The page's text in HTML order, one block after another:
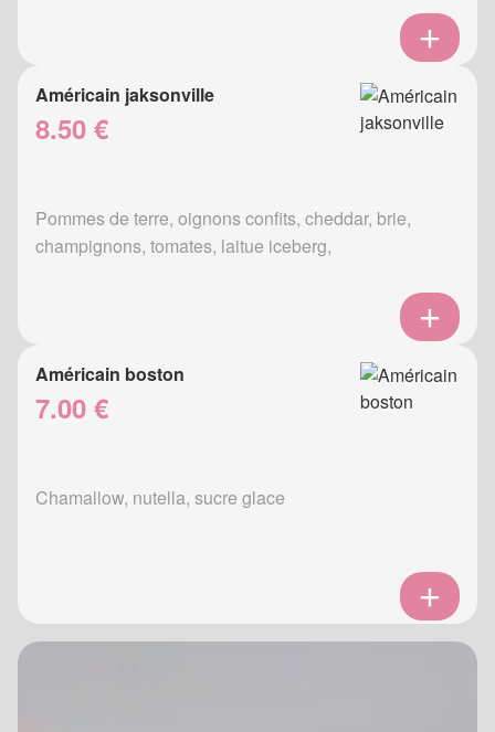
Américain jaksonville
8.50 €
Pommes de terre, oignons confits, cheddar, brie,
champignons, tomates, laitue iceberg,
Américain boston
7.00 €
Chamallow, nutella, sucre glace